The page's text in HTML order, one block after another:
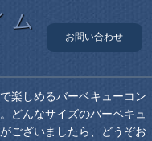
ム
お問い合わせ
楽しめるバーベキューコン
どんなサイズのバーベキュ
ございましたら、どうぞお